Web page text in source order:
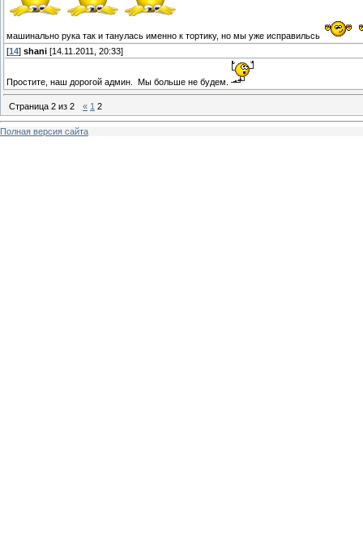
машинально рука так и танулась именно к тортику, но мы уже исправильсь
[14] shani [14.11.2011, 20:33]
Простите, наш дорогой админ. Мы больше не будем.
Страница 2 из 2 « 1 2
Полная версия сайта